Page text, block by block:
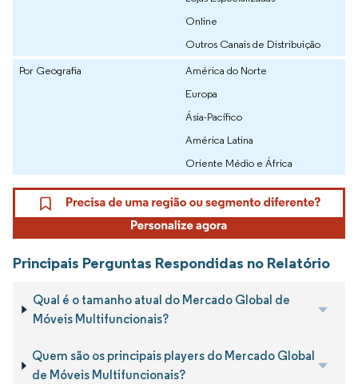
Online
Outros Canais de Distribuição
Por Geografia
América do Norte
Europa
Ásia-Pacífico
América Latina
Oriente Médio e África
Principais Perguntas Respondidas no Relatório
Qual é o tamanho atual do Mercado Global de
Móveis Multifuncionais?
Quem são os principais players do Mercado Global
de Móveis Multifuncionais?